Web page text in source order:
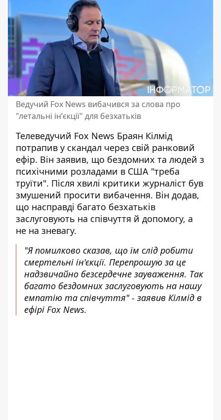
Ведучий Fox News вибачився за слова про
"летальні інʼєкції" для безхатьків
Телеведучий Fox News Браян Кілмід
потрапив у скандал через свій ранковий
ефір. Він заявив, що бездомних та людей з
психічними розладами в США "треба
труїти". Після хвилі критики журналіст був
змушений просити вибачення. Він додав,
що насправді багато безхатьків
заслуговують на співчуття й допомогу, а
не на зневагу.
"Я помилково сказав, що їм слід робити
смертельні ін'єкції. Перепрошую за це
надзвичайно безсердечне зауваження. Так
багато бездомних заслуговують на нашу
емпатію та співчуття" - заявив Кілмід в
ефірі Fox News.